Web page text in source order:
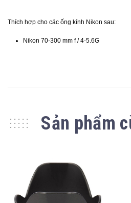
Thích hợp cho các ống kính Nikon sau:
Nikon 70-300 mm f / 4-5.6G
Sản phẩm